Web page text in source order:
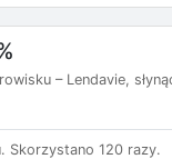
– Lendavie,
Skorzystano 120 razy.